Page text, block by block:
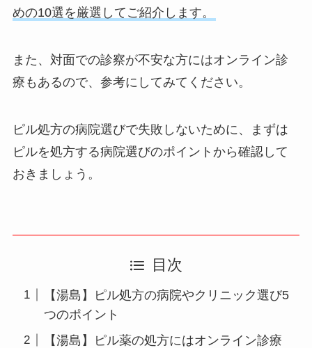
めの10選を厳選してご紹介します。
また、対面での診察が不安な方にはオンライン診
療もあるので、参考にしてみてください。
ピル処方の病院選びで失敗しないために、まずは
ピルを処方する病院選びのポイントから確認して
おきましょう。
目次
【湯島】ピル処方の病院やクリニック選び5
つのポイント
【湯島】ピル薬の処方にはオンライン診療